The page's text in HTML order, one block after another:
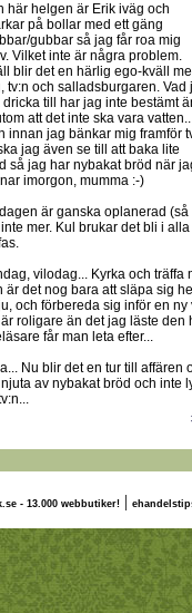
här helgen är Erik iväg och
på bollar med ett gäng
gubbar så jag får roa mig
Vilket inte är några problem.
blir det en härlig ego-kväll
tv:n och salladsburgaren. Vad
dricka till har jag inte bestämt
att det inte ska vara
innan jag bänkar mig framför
jag även se till att baka lite
så jag har nybakat bröd när
imorgon, mumma :-)
är ganska oplanerad
mer. Kul brukar det bli i
vilodag... Kyrka och
är det nog bara att släpa sig
och förbereda sig inför en
roligare än det jag läste den
får man leta efter...
Nu blir det en tur till
av nybakat bröd och inte
- 13.000 webbutiker!|
J E